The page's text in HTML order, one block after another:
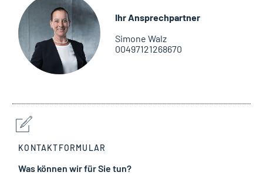
Ihr Ansprechpartner
Simone Walz
00497121268670
KONTAKTFORMULAR
Was können wir für Sie tun?